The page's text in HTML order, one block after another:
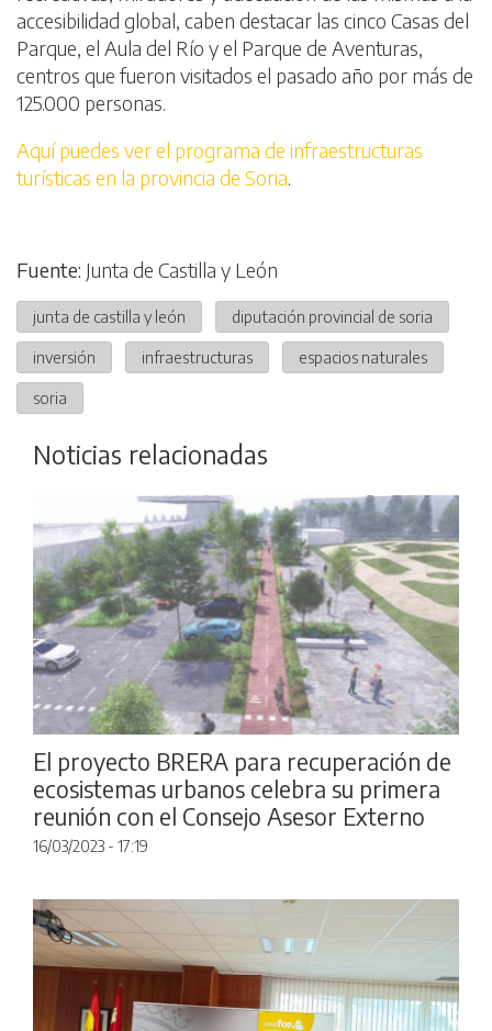
accesibilidad global, caben destacar las cinco Casas del
Parque, el Aula del Río y el Parque de Aventuras,
centros que fueron visitados el pasado año por más de
125.000 personas.
Aquí puedes ver el programa de infraestructuras
turísticas en la provincia de Soria
Fuente: Junta de Castilla y León
junta de castilla y león diputación provincial de soria
inversión infraestructuras espacios naturales
soria
Noticias relacionadas
El proyecto BRERA para recuperación de
ecosistemas urbanos celebra su primera
reunión con el Consejo Asesor Externo
16/03/2023 - 17:19